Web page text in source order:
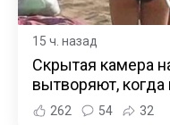
15 ч. назад
Скрытая камера
вытворяют, когда
262 54 32